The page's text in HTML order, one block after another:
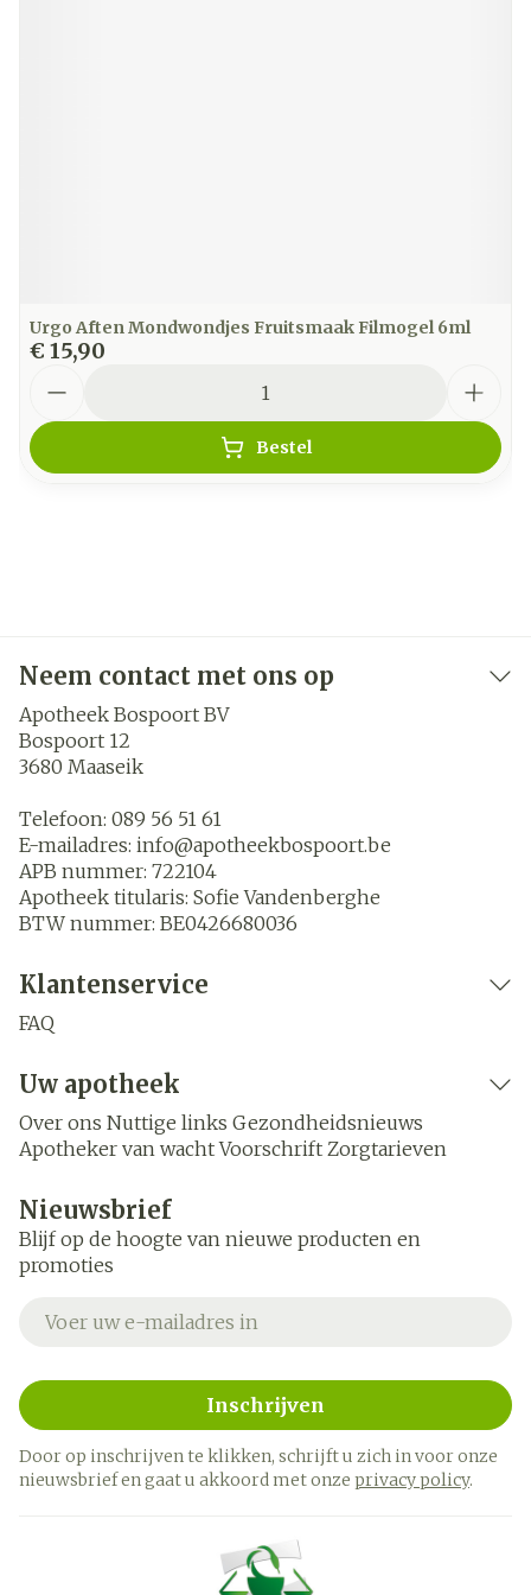
Urgo Aften Mondwondjes Fruitsmaak Filmogel 6ml
€ 15,90
Bestel
Neem contact met ons op
Apotheek Bospoort BV
Bospoort 12
3680 Maaseik
Telefoon: 089 56 51 61
E-mailadres: info@apotheekbospoort.be
APB nummer: 722104
Apotheek titularis: Sofie Vandenberghe
BTW nummer: BE0426680036
Klantenservice
FAQ
Uw apotheek
Over ons Nuttige links Gezondheidsnieuws
Apotheker van wacht Voorschrift Zorgtarieven
Nieuwsbrief
Blijf op de hoogte van nieuwe producten en
promoties
Inschrijven
Door op inschrijven te klikken, schrijft u zich in voor onze
nieuwsbrief en gaat u akkoord met onze privacy policy.